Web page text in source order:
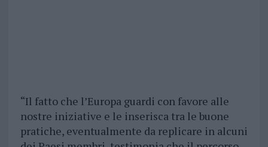
“Il fatto che l’Europa guardi con favore alle
nostre iniziative e le inserisca tra le buone
pratiche, eventualmente da replicare in alcuni